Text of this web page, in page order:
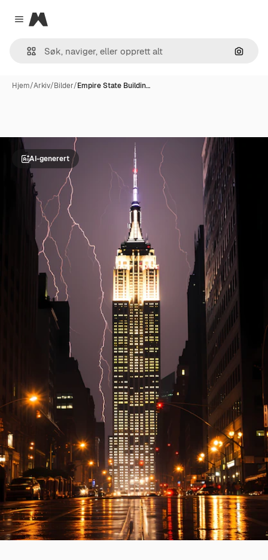
Close menu
Magnific
Søk
Hjem/Arkiv/Bilder/Empire State Buildin…
AI-generert